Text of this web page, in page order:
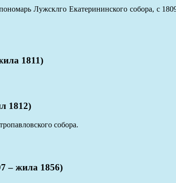
Лужсклго Екатерининского собора, с
1811)
1812)
собора.
жила 1856)